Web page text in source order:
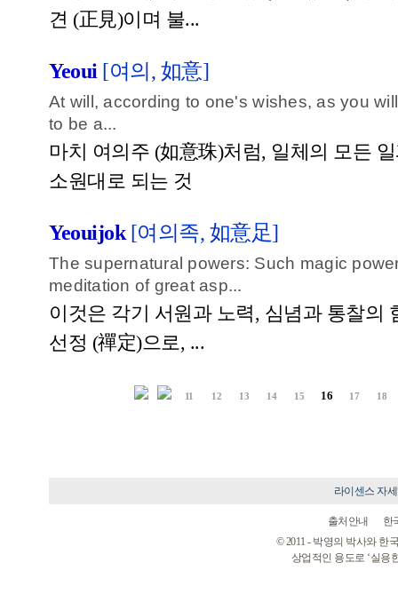
견 (正見)이며 불...
Yeoui [여의, 如意]
At will, according to one's wishes, as you
to be a...
마치 여의주 (如意珠)처럼, 일체의 모든
소원대로 되는 것
Yeouijok[여의족, 如意足]
The supernatural powers: Such magic
meditation of great asp...
이것은 각기 서원과 노력, 심념과 통찰의
선정 (禪定)으로, ...
11 12 13 14 15 16 17 18
라이센스 자
출처안내
한
© 2011 - 박영의 박사와 한
상업적인 용도로 ‘실용